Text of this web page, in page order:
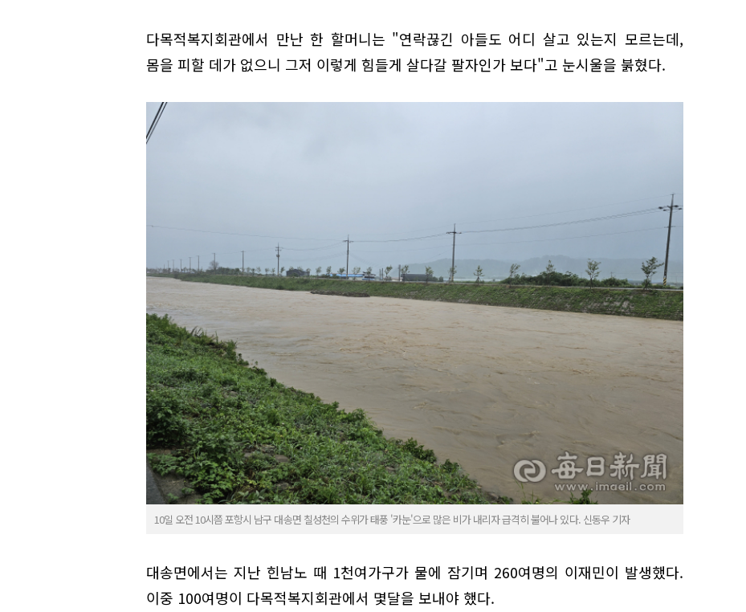
다목적복지회관에서 만난 한 할머니는 "연락끊긴 아들도 어디 살고 있는지 모르는데,
몸을 피할 데가 없으니 그저 이렇게 힘들게 살다갈 팔자인가 보다"고 눈시울을 붉혔다.
10일 오전 10시쯤 포항시 남구 대송면 칠성천의 수위가 태풍 '카눈'으로 많은 비가 내리자 급격히 불어나 있다. 신동우 기자
대송면에서는 지난 힌남노 때 1천여가구가 물에 잠기며 260여명의 이재민이 발생했다.
이중 100여명이 다목적복지회관에서 몇달을 보내야 했다.